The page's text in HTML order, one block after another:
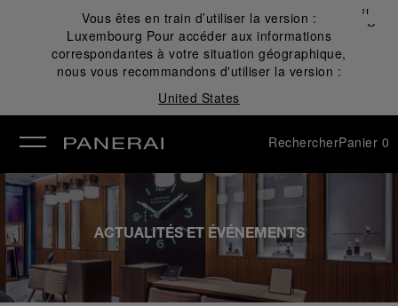
Vous êtes en train d’utiliser la version :
Luxembourg Pour accéder aux informations
correspondantes à votre situation géographique,
nous vous recommandons d'utiliser la version :
United States
Fermer
✕
RechercherPanier 0
ACTUALITÉS ET ÉVÉNEMENTS